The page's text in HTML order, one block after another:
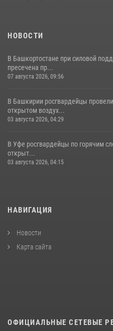
НОВОСТИ
В Башкортостане при силовой
пресечена пр...
07 августа 2026, 09:56
В Башкирии росгвардейцы
открытом воздух...
03 августа 2026, 04:29
В Уфе росгвардейцы по горячим
открыт...
03 августа 2026, 04:15
НАВИГАЦИЯ
Новости
Карта сайта
ОФИЦИАЛЬНЫЕ СЕТЕВЫЕ